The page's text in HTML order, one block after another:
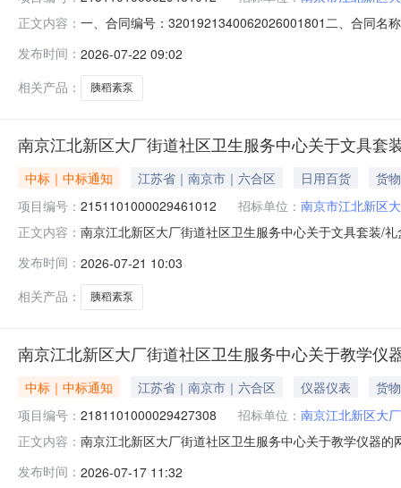
正文内容： 一、合同编号：3201921340062026001801二、合同名
公司地址：江苏省南京市玄武区江苏省南京市玄武区花
发布时间： 2026-07-22 09:02
相关产品：
胰稻素泵
南京江北新区大厂街道社区卫生服务中心关于文具套
中标｜中标通知 江苏省｜南京市｜六合区 日用百货
货物
项目编号： 2151101000029461012 招标单位： 南京市江北新区
正文内容： 南京江北新区大厂街道社区卫生服务中心关于文具套装/
联系电话:/采购计划信息：项目所在行政区划编码
发布时间： 2026-07-21 10:03
相关产品：
胰稻素泵
南京江北新区大厂街道社区卫生服务中心关于教学仪
中标｜中标通知 江苏省｜南京市｜六合区 仪器仪表
货物
项目编号： 2181101000029427308 招标单位： 南京江北新区大
正文内容： 南京江北新区大厂街道社区卫生服务中心关于教学仪器
采购计划信息：项目所在行政区划编码:320192项目所在
发布时间： 2026-07-17 11:32